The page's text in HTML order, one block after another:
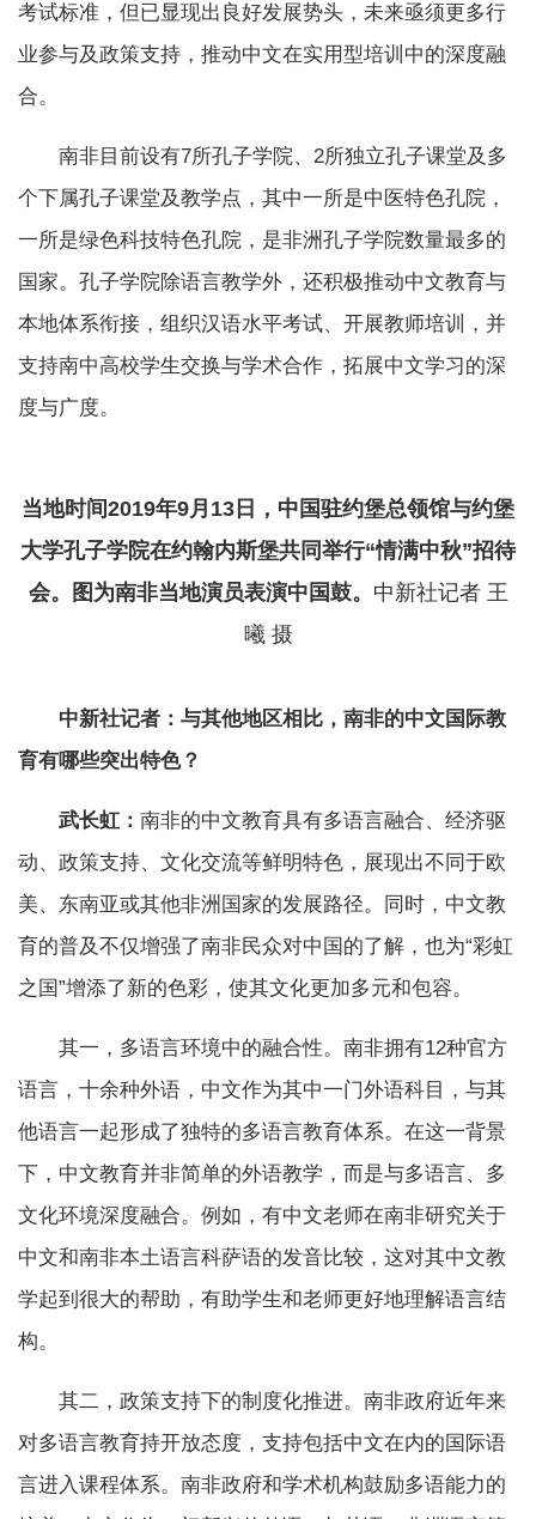
考试标准，但已显现出良好发展势头，未来亟须更多行
业参与及政策支持，推动中文在实用型培训中的深度融
合。
南非目前设有7所孔子学院、2所独立孔子课堂及多
个下属孔子课堂及教学点，其中一所是中医特色孔院，
一所是绿色科技特色孔院，是非洲孔子学院数量最多的
国家。孔子学院除语言教学外，还积极推动中文教育与
本地体系衔接，组织汉语水平考试、开展教师培训，并
支持南中高校学生交换与学术合作，拓展中文学习的深
度与广度。
当地时间2019年9月13日，中国驻约堡总领馆与约堡
大学孔子学院在约翰内斯堡共同举行“情满中秋”招待
会。图为南非当地演员表演中国鼓。 中新社记者 王
曦 摄
中新社记者：与其他地区相比，南非的中文国际教
育有哪些突出特色？
武长虹： 南非的中文教育具有多语言融合、经济驱
动、政策支持、文化交流等鲜明特色，展现出不同于欧
美、东南亚或其他非洲国家的发展路径。同时，中文教
育的普及不仅增强了南非民众对中国的了解，也为“彩虹
之国”增添了新的色彩，使其文化更加多元和包容。
其一，多语言环境中的融合性。南非拥有12种官方
语言，十余种外语，中文作为其中一门外语科目，与其
他语言一起形成了独特的多语言教育体系。在这一背景
下，中文教育并非简单的外语教学，而是与多语言、多
文化环境深度融合。例如，有中文老师在南非研究关于
中文和南非本土语言科萨语的发音比较，这对其中文教
学起到很大的帮助，有助学生和老师更好地理解语言结
构。
其二，政策支持下的制度化推进。南非政府近年来
对多语言教育持开放态度，支持包括中文在内的国际语
言进入课程体系。南非政府和学术机构鼓励多语能力的